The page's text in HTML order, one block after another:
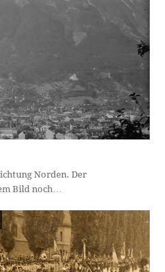
Norden. Der
Bild noch…